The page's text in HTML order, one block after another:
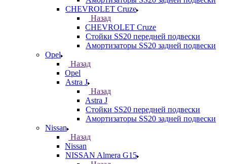
CHEVROLET Cruze
Назад
CHEVROLET Cruze
Стойки SS20 передней подвески
Амортизаторы SS20 задней подвески
Opel
Назад
Opel
Astra J
Назад
Astra J
Стойки SS20 передней подвески
Амортизаторы SS20 задней подвески
Nissan
Назад
Nissan
NISSAN Almera G15